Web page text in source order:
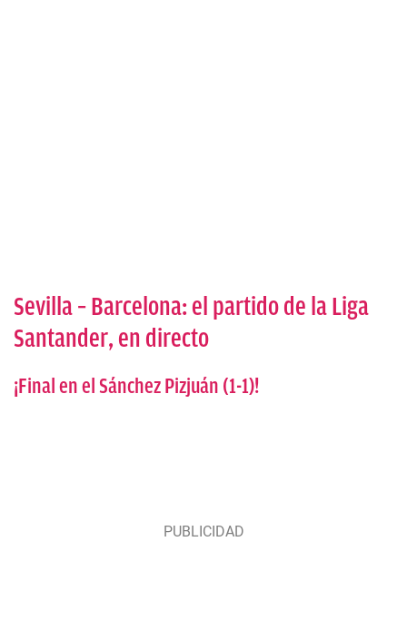
Sevilla – Barcelona: el partido de la Liga
Santander, en directo
¡Final en el Sánchez Pizjuán (1-1)!